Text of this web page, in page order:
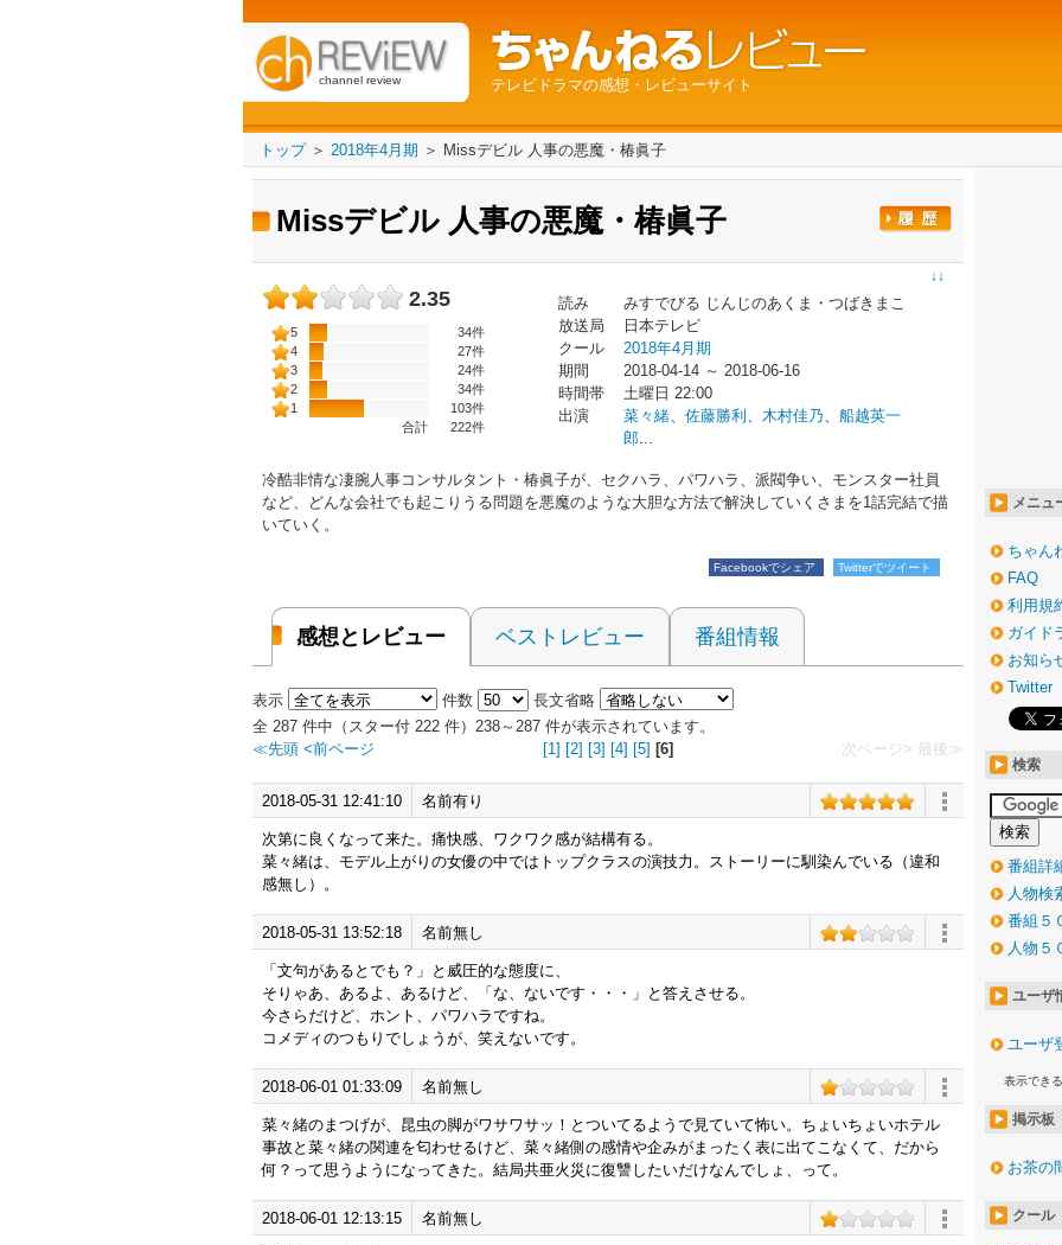
channel review テレビドラマの感想・レビューサイト
トップ＞ 2018年4月期 ＞ Missデビル 人事の悪魔・椿眞子
Missデビル 人事の悪魔・椿眞子
↓↓
2.35
5
34件
4
27件
3
24件
2
34件
1
103件
合計
222件
読み
みすでびる じんじのあくま・つばきまこ
放送局
日本テレビ
クール
2018年4月期
期間
2018-04-14 ～ 2018-06-16
時間帯
土曜日 22:00
出演
菜々緒、 佐藤勝利 、 木村佳乃、 船越英一
郎...
冷酷非情な凄腕人事コンサルタント・椿眞子が、セクハラ、パワハラ、派閥争い、モンスター社員
など、どんな会社でも起こりうる問題を悪魔のような大胆な方法で解決していくさまを1話完結で描
いていく。
Facebookでシェア Twitterでツイート
感想とレビュー ベストレビュー 番組情報
表示 件数
長文省略
全 287 件中（スター付 222 件）238～287 件が表示されています。
≪先頭 <前ページ 次ページ> 最後≫
[1] [2] [3] [4] [5] [6]
2018-05-31 12:41:10 名前有り
次第に良くなって来た。痛快感、ワクワク感が結構有る。
菜々緒は、モデル上がりの女優の中ではトップクラスの演技力。ストーリーに馴染んでいる（違和
感無し）。
2018-05-31 13:52:18 名前無し
「文句があるとでも？」と威圧的な態度に、
そりゃあ、あるよ、あるけど、「な、ないです・・・」と答えさせる。
今さらだけど、ホント、パワハラですね。
コメディのつもりでしょうが、笑えないです。
2018-06-01 01:33:09 名前無し
菜々緒のまつげが、昆虫の脚がワサワサッ！とついてるようで見ていて怖い。ちょいちょいホテル
事故と菜々緒の関連を匂わせるけど、菜々緒側の感情や企みがまったく表に出てこなくて、だから
何？って思うようになってきた。結局共亜火災に復讐したいだけなんでしょ、って。
2018-06-01 12:13:15 名前無し
メニュ
ちゃん
FAQ
利用規
ガイド
お知ら
Twitter
検索
番組詳
人物検
番組５
人物５
ユーザ
ユーザ
表示でき
掲示板
お茶の
クール